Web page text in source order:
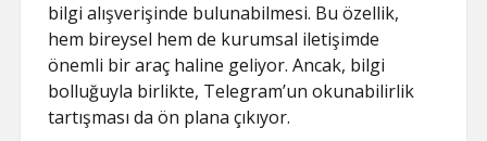
bilgi alışverişinde bulunabilmesi. Bu özellik,
hem bireysel hem de kurumsal iletişimde
önemli bir araç haline geliyor. Ancak, bilgi
bolluğuyla birlikte, Telegram’un okunabilirlik
tartışması da ön plana çıkıyor.